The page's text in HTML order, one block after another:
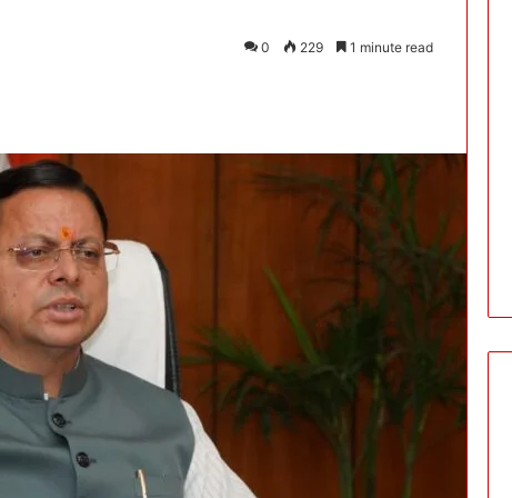
0 229 1 minute read